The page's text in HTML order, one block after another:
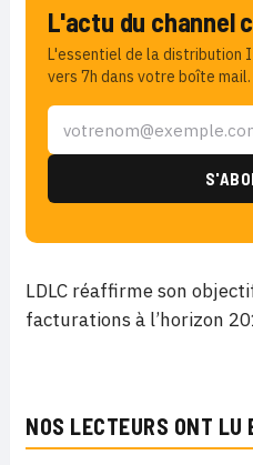
L'actu du channel
L'essentiel de la distribution
vers 7h dans votre boîte mail.
LDLC réaffirme son
facturations à l’horizon
NOS LECTEURS ONT LU